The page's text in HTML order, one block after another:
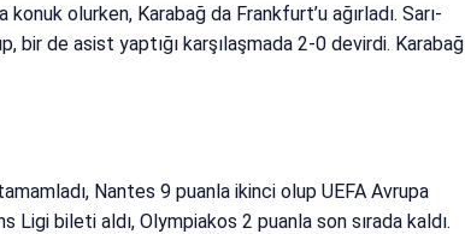
olurken, Karabağ da Frankfurt’u ağırladı. Sarı-
bir de asist yaptığı karşılaşmada 2-0 devirdi. Karabağ
Nantes 9 puanla ikinci olup UEFA Avrupa
bileti aldı, Olympiakos 2 puanla son sırada kaldı.